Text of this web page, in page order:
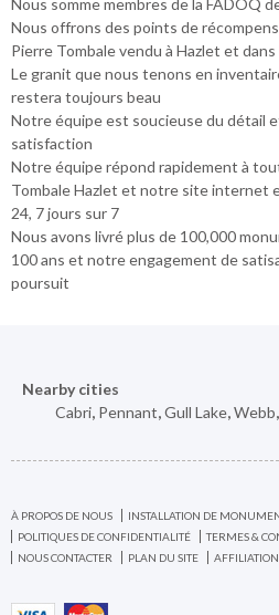
Nous somme membres de la FADOQ
Nous offrons des points de
Pierre Tombale vendu à Hazlet et
Le granit que nous tenons en
restera toujours beau
Notre équipe est soucieuse du détail
satisfaction
Notre équipe répond rapidement à
Tombale Hazlet et notre site internet
24, 7 jours sur 7
Nous avons livré plus de 100,000
100 ans et notre engagement de
poursuit
Nearby cities
Cabri, Pennant,Gull Lake,Webb,
À PROPOS DE NOUS
INSTALLATION DE
POLITIQUES DE CONFIDENTIALITÉ
TERMES &
NOUS CONTACTER
PLAN DU SITE